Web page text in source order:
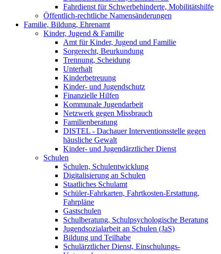
Fahrdienst für Schwerbehinderte, Mobilitätshilfe
Öffentlich-rechtliche Namensänderungen
Familie, Bildung, Ehrenamt
Kinder, Jugend & Familie
Amt für Kinder, Jugend und Familie
Sorgerecht, Beurkundung
Trennung, Scheidung
Unterhalt
Kinderbetreuung
Kinder- und Jugendschutz
Finanzielle Hilfen
Kommunale Jugendarbeit
Netzwerk gegen Missbrauch
Familienberatung
DISTEL - Dachauer Interventionsstelle gegen
häusliche Gewalt
Kinder- und Jugendärztlicher Dienst
Schulen
Schulen, Schulentwicklung
Digitalisierung an Schulen
Staatliches Schulamt
Schüler-Fahrkarten, Fahrtkosten-Erstattung,
Fahrpläne
Gastschulen
Schulberatung, Schulpsychologische Beratung
Jugendsozialarbeit an Schulen (JaS)
Bildung und Teilhabe
Schulärztlicher Dienst, Einschulungs-